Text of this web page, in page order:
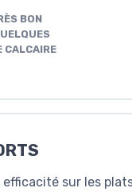
BON
CALCAIRE
efficacité sur les